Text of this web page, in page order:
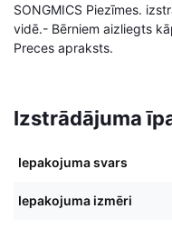
SONGMICS Piezīmes.
vidē.- Bērniem aizliegts
Preces apraksts.
Izstrādājuma
Iepakojuma svars
Iepakojuma izmēri